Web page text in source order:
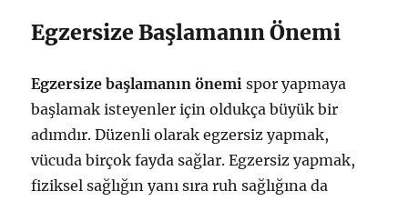
Egzersize Başlamanın Önemi
Egzersize başlamanın önemi spor yapmaya
başlamak isteyenler için oldukça büyük bir
adımdır. Düzenli olarak egzersiz yapmak,
vücuda birçok fayda sağlar. Egzersiz yapmak,
fiziksel sağlığın yanı sıra ruh sağlığına da